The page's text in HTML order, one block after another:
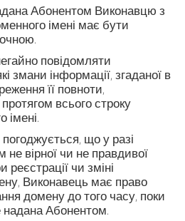
Абонентом Виконавцю з
імені має бути
повідомляти
змани інформації, згаданої в
її повноти,
всього строку
імені.
що у разі
вірної чи не правдивої
реєстрації чи зміні
Виконавець має право
домену до того часу, поки
надана Абонентом.